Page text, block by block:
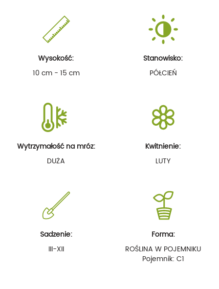
Wysokość:
10 cm - 15 cm
Stanowisko:
PÓŁCIEŃ
Wytrzymałość na mróz:
DUŻA
Kwitnienie:
LUTY
Sadzenie:
III-XII
Forma:
ROŚLINA W POJEMNIKU
Pojemnik: C1